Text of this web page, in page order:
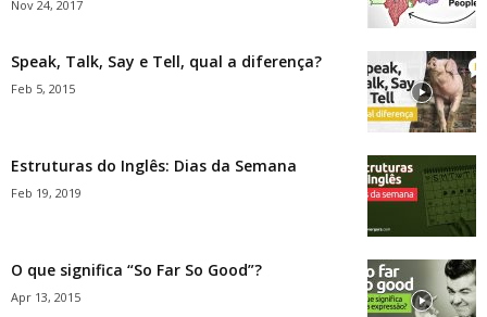
Nov 24, 2017
Speak, Talk, Say e Tell, qual a diferença?
Feb 5, 2015
Estruturas do Inglês: Dias da Semana
Feb 19, 2019
O que significa “So Far So Good”?
Apr 13, 2015